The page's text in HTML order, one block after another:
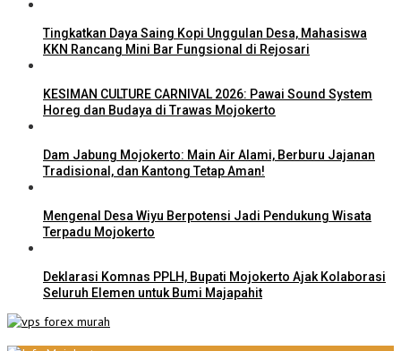
Tingkatkan Daya Saing Kopi Unggulan Desa, Mahasiswa
KKN Rancang Mini Bar Fungsional di Rejosari
KESIMAN CULTURE CARNIVAL 2026: Pawai Sound System
Horeg dan Budaya di Trawas Mojokerto
Dam Jabung Mojokerto: Main Air Alami, Berburu Jajanan
Tradisional, dan Kantong Tetap Aman!
Mengenal Desa Wiyu Berpotensi Jadi Pendukung Wisata
Terpadu Mojokerto
Deklarasi Komnas PPLH, Bupati Mojokerto Ajak Kolaborasi
Seluruh Elemen untuk Bumi Majapahit